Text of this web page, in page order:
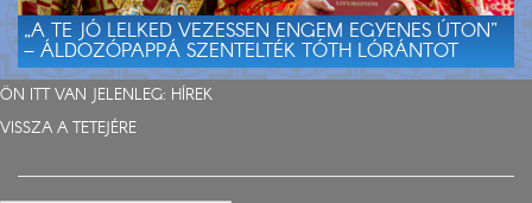
„A TE JÓ LELKED VEZESSEN ENGEM EGYENES ÚTON”
– ÁLDOZÓPAPPÁ SZENTELTÉK TÓTH LÓRÁNTOT
ÖN ITT VAN JELENLEG: HÍREK
VISSZA A TETEJÉRE